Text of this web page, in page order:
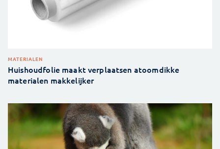
MATERIALEN
Huishoudfolie maakt verplaatsen atoomdikke
materialen makkelijker